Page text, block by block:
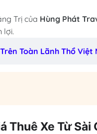
Trị của Hùng Phát
lợi.
Toàn Lãnh Thổ Việt
Thuê Xe Từ Sài